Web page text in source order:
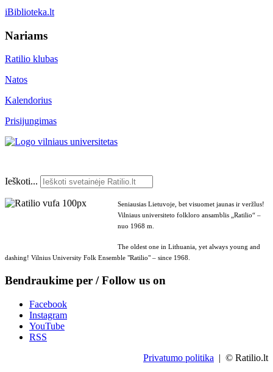
iBiblioteka.lt
Nariams
Ratilio klubas
Natos
Kalendorius
Prisijungimas
Ieškoti...
Seniausias Lietuvoje, bet visuomet jaunas ir veržlus!
Vilniaus universiteto folkloro ansamblis „Ratilio“ –
nuo 1968 m.
The oldest one in Lithuania, yet always young and
dashing! Vilnius University Folk Ensemble "Ratilio" – since 1968.
Bendraukime per / Follow us on
Facebook
Instagram
YouTube
RSS
Privatumo politika | © Ratilio.lt